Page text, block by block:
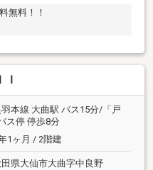
無料！！
Ｉ
本線 大曲駅 バス15分/「戸
ス停 停歩8分
1ヶ月 / 2階建
県大仙市大曲字中良野